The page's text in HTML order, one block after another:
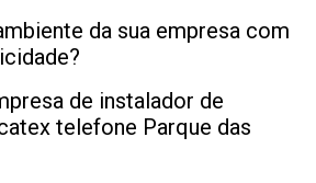
da sua empresa com
de instalador de
telefone Parque das